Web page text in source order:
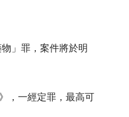
」罪，案件將於明
，一經定罪，最高可